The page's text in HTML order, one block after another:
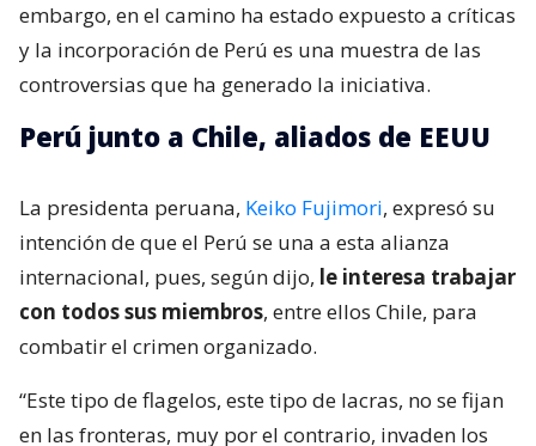
embargo, en el camino ha estado expuesto a críticas
y la incorporación de Perú es una muestra de las
controversias que ha generado la iniciativa.
Perú junto a Chile, aliados de EEUU
La presidenta peruana, Keiko Fujimori, expresó su
intención de que el Perú se una a esta alianza
internacional, pues, según dijo, le interesa trabajar
con todos sus miembros, entre ellos Chile, para
combatir el crimen organizado.
“Este tipo de flagelos, este tipo de lacras, no se fijan
en las fronteras, muy por el contrario, invaden los